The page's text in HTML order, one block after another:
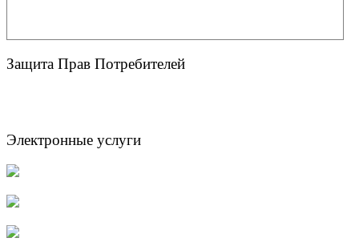
Защита Прав Потребителей
Электронные услуги